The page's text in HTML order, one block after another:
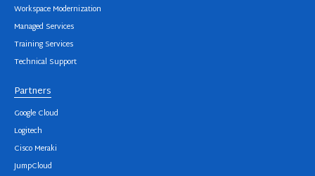
Workspace Modernization
Managed Services
Training Services
Technical Support
Partners
Google Cloud
Logitech
Cisco Meraki
JumpCloud